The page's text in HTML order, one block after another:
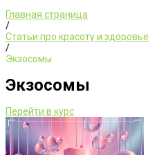
Главная страница
/
Статьи про красоту и здоровье
/
Экзосомы
Экзосомы
Перейти в курс